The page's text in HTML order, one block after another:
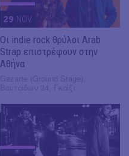
29 NOV
Οι indie rock θρύλοι Arab
Strap επιστρέφουν στην
Αθήνα